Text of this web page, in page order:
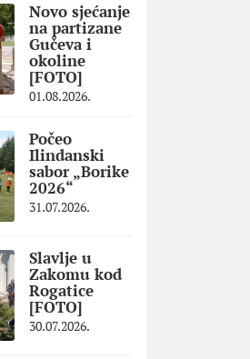
Novo sjećanje
na partizane
Gučeva i
okoline
[FOTO]
01.08.2026.
Počeo
Ilindanski
sabor „Borike
2026“
31.07.2026.
Slavlje u
Zakomu kod
Rogatice
[FOTO]
30.07.2026.